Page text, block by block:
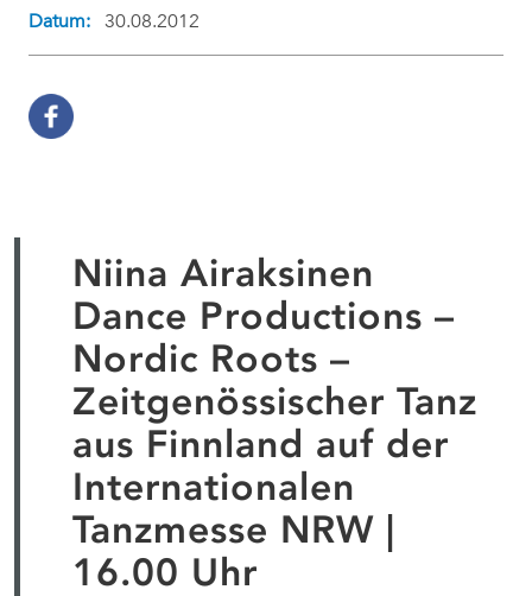
Datum: 30.08.2012
Niina Airaksinen
Dance Productions –
Nordic Roots –
Zeitgenössischer Tanz
aus Finnland auf der
Internationalen
Tanzmesse NRW |
16.00 Uhr